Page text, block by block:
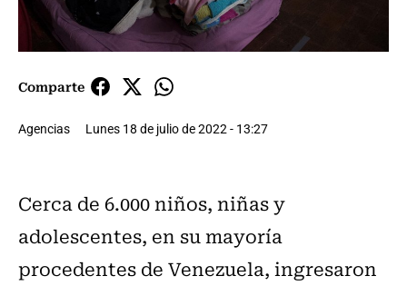
Comparte
Agencias Lunes 18 de julio de 2022 - 13:27
Cerca de 6.000 niños, niñas y
adolescentes, en su mayoría
procedentes de Venezuela, ingresaron